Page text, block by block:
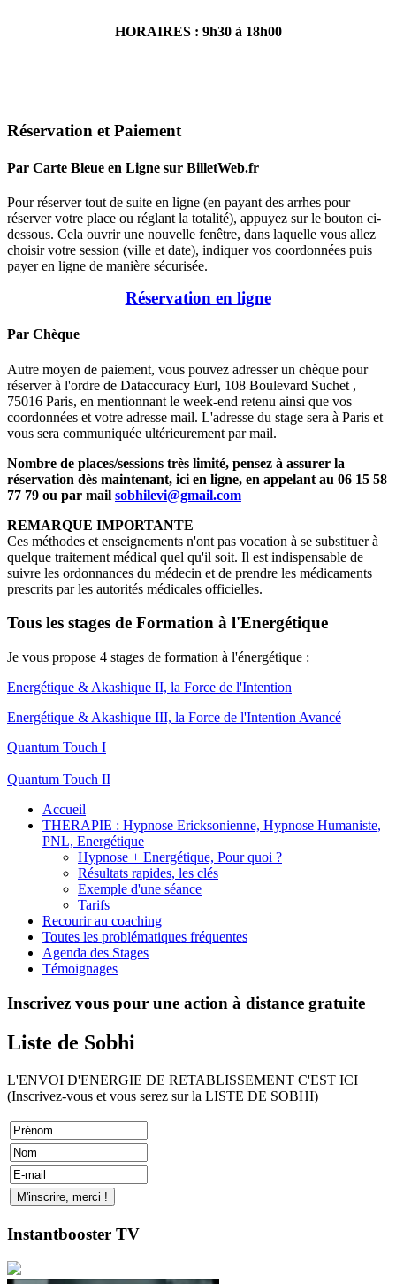
HORAIRES : 9h30 à 18h00
Réservation et Paiement
Par Carte Bleue en Ligne sur BilletWeb.fr
Pour réserver tout de suite en ligne (en payant des arrhes pour
réserver votre place ou réglant la totalité), appuyez sur le bouton ci-
dessous. Cela ouvrir une nouvelle fenêtre, dans laquelle vous allez
choisir votre session (ville et date), indiquer vos coordonnées puis
payer en ligne de manière sécurisée.
Réservation en ligne
Par Chèque
Autre moyen de paiement, vous pouvez adresser un chèque pour
réserver à l'ordre de Dataccuracy Eurl, 108 Boulevard Suchet ,
75016 Paris, en mentionnant le week-end retenu ainsi que vos
coordonnées et votre adresse mail. L'adresse du stage sera à Paris et
vous sera communiquée ultérieurement par mail.
Nombre de places/sessions très limité, pensez à assurer la
réservation dès maintenant, ici en ligne, en appelant au 06 15 58
77 79 ou par mail sobhilevi@gmail.com
REMARQUE IMPORTANTE
Ces méthodes et enseignements n'ont pas vocation à se substituer à
quelque traitement médical quel qu'il soit. Il est indispensable de
suivre les ordonnances du médecin et de prendre les médicaments
prescrits par les autorités médicales officielles.
Tous les stages de Formation à l'Energétique
Je vous propose 4 stages de formation à l'énergétique :
Energétique & Akashique II, la Force de l'Intention
Energétique & Akashique III, la Force de l'Intention Avancé
Quantum Touch I
Quantum Touch II
Accueil
THERAPIE : Hypnose Ericksonienne, Hypnose Humaniste,
PNL, Energétique
Hypnose + Energétique, Pour quoi ?
Résultats rapides, les clés
Exemple d'une séance
Tarifs
Recourir au coaching
Toutes les problématiques fréquentes
Agenda des Stages
Témoignages
Inscrivez vous pour une action à distance gratuite
Liste de Sobhi
L'ENVOI D'ENERGIE DE RETABLISSEMENT C'EST ICI
(Inscrivez-vous et vous serez sur la LISTE DE SOBHI)
Instantbooster TV